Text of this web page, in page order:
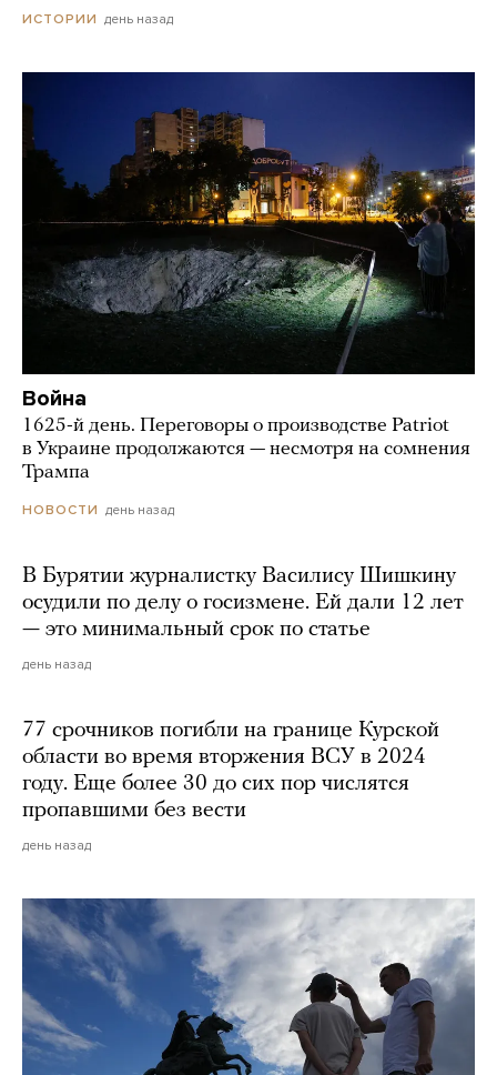
ИСТОРИИ день назад
Война
1625-й день. Переговоры о производстве Patriot
в Украине продолжаются — несмотря на сомнения
Трампа
НОВОСТИ день назад
В Бурятии журналистку Василису Шишкину
осудили по делу о госизмене. Ей дали 12 лет
— это минимальный срок по статье
день назад
77 срочников погибли на границе Курской
области во время вторжения ВСУ в 2024
году. Еще более 30 до сих пор числятся
пропавшими без вести
день назад